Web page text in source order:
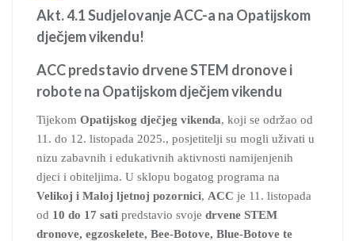
Akt. 4.1 Sudjelovanje ACC-a na Opatijskom
dječjem vikendu!
ACC predstavio drvene STEM dronove i
robote na Opatijskom dječjem vikendu
Tijekom Opatijskog dječjeg vikenda, koji se održao od
11. do 12. listopada 2025., posjetitelji su mogli uživati u
nizu zabavnih i edukativnih aktivnosti namijenjenih
djeci i obiteljima. U sklopu bogatog programa na
Velikoj i Maloj ljetnoj pozornici, ACC je 11. listopada
od 10 do 17 sati predstavio svoje drvene STEM
dronove, egzoskelete, Bee-Botove, Blue-Botove te